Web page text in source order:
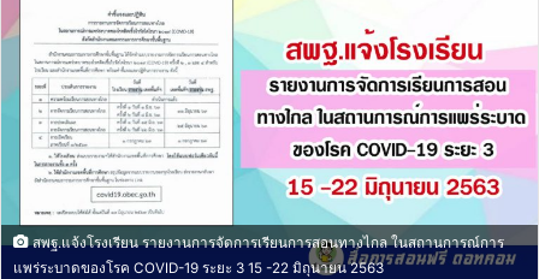
สพฐ.แจ้งโรงเรียน รายงานการจัดการเรียนการสอนทางไกล ในสถานการณ์การ
แพร่ระบาดของโรค COVID-19 ระยะ 3 15 -22 มิถุนายน 2563